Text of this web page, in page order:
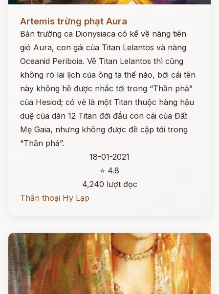
Artemis trừng phạt Aura
Bản trường ca Dionysiaca có kể về nàng tiên
gió Aura, con gái của Titan Lelantos và nàng
Oceanid Periboia. Về Titan Lelantos thì cũng
không rõ lai lịch của ông ta thế nào, bởi cái tên
này không hề được nhắc tới trong “Thần phả”
của Hesiod; có vẻ là một Titan thuộc hàng hậu
duệ của dàn 12 Titan đời đầu con cái của Đất
Mẹ Gaia, nhưng không được đề cập tới trong
“Thần phả”.
18-01-2021
⭐ 4.8
4,240 lượt đọc
Thần thoại Hy Lạp